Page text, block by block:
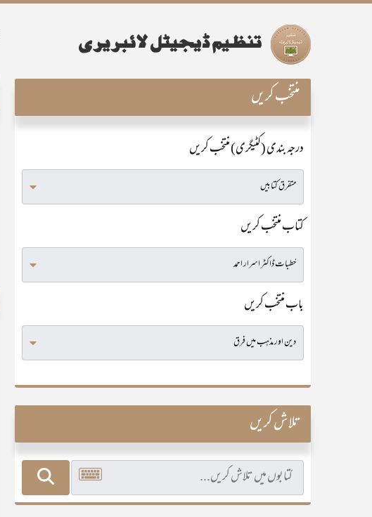
منتخب کریں
درجہ بندی (کٹیگری) منتخب کریں
کتاب منتخب کریں
باب منتخب کریں
تلاش کریں